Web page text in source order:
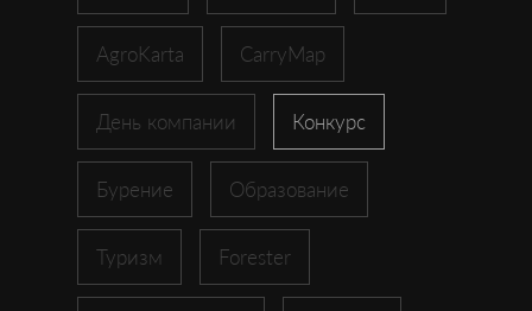
AgroKarta CarryMap
День компании Конкурс
Бурение Образование
Туризм Forester